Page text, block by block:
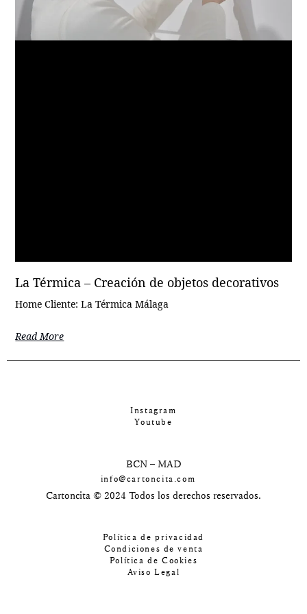
La Térmica – Creación de objetos decorativos
Home Cliente: La Térmica Málaga
Read More
Política de privacidad
Condiciones de venta
Política de Cookies
Aviso Legal
BCN – MAD
info@cartoncita.com
Cartoncita © 2024 Todos los derechos reservados.
Instagram
Youtube